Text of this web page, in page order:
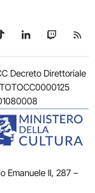
Telegram
su TikTok
Seguici su
Seguici
Decreto Direttoriale
Emanuele II, 287 –